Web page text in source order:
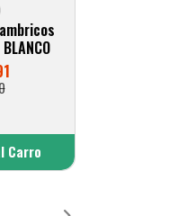
Carro